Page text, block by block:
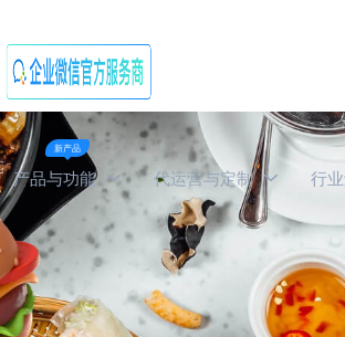
新产品
产品与功能 代运营与定制 行